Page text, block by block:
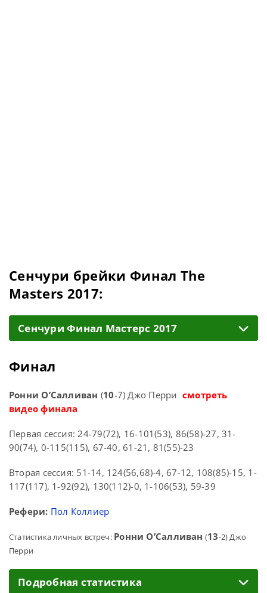
Сенчури брейки Финал The
Masters 2017:
Cенчури Финал Мастерс 2017
Финал
Ронни О’Салливан (10-7) Джо Перри смотреть
видео финала
Первая сессия: 24-79(72), 16-101(53), 86(58)-27, 31-
90(74), 0-115(115), 67-40, 61-21, 81(55)-23
Вторая сессия: 51-14, 124(56,68)-4, 67-12, 108(85)-15, 1-
117(117), 1-92(92), 130(112)-0, 1-106(53), 59-39
Рефери: Пол Коллиер
Статистика личных встреч: Ронни О’Салливан (13-2) Джо
Перри
Подробная статистика